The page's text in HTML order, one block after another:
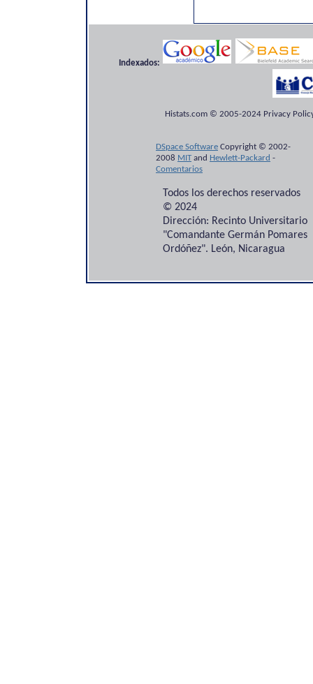
Indexados:
Histats.com © 2005-2024 Privacy
DSpace Software Copyright © 2002-
2008 MITand Hewlett-Packard -
Comentarios
Todos los derechos reservados
© 2024
Dirección: Recinto Universitario
"Comandante Germán Pomares
Ordóñez". León, Nicaragua